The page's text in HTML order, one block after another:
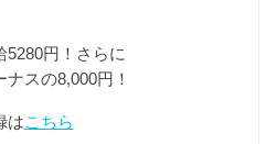
5280円！さらに
ナスの8,000円！
はこちら